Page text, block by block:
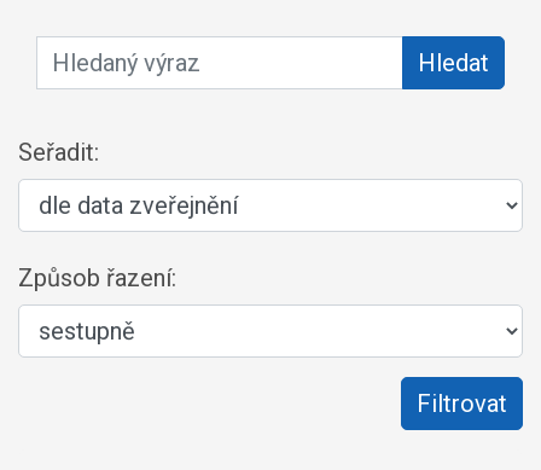
Hledaný výraz: Hledat
Seřadit:
Způsob řazení: